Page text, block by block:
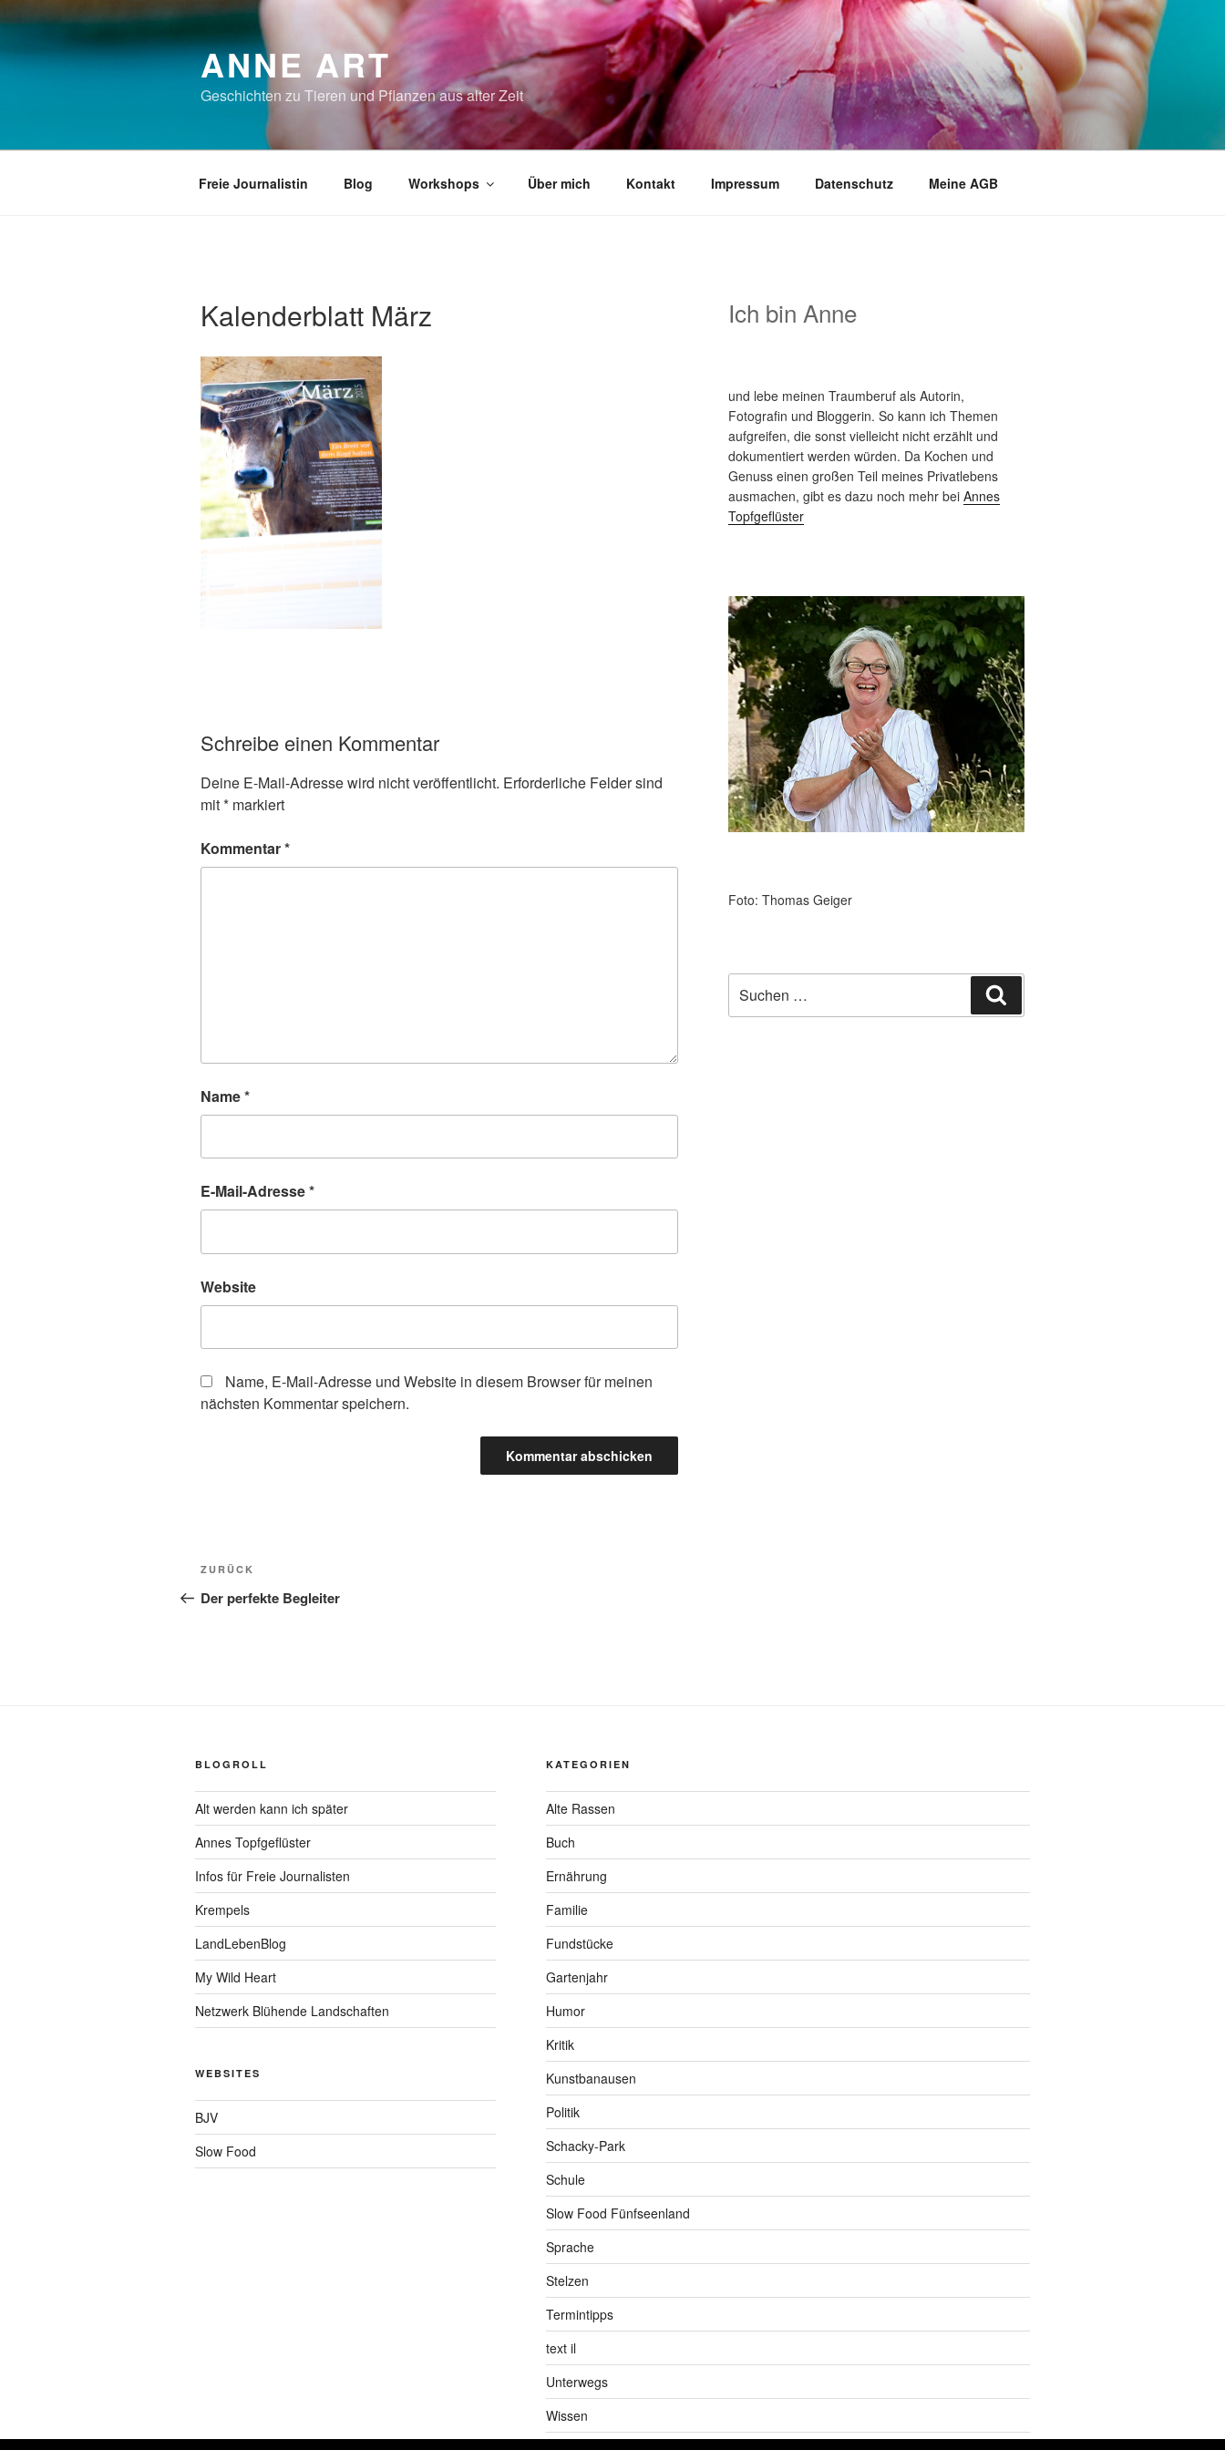
Zum
Inhalt
springen
ANNE ART
Geschichten zu Tieren und Pflanzen aus alter Zeit
Freie Journalistin Blog Workshops Über mich Kontakt Impressum Datenschutz Meine AGB
Kalenderblatt März
Schreibe einen Kommentar
Deine E-Mail-Adresse wird nicht veröffentlicht. Erforderliche Felder sind
mit* markiert
Kommentar*
Name*
E-Mail-Adresse*
Website
Name, E-Mail-Adresse und Website in diesem Browser für meinen
nächsten Kommentar speichern.
Beitragsnavigation
Vorheriger
Beitrag
ZURÜCK
Der perfekte Begleiter
Ich bin Anne
und lebe meinen Traumberuf als Autorin,
Fotografin und Bloggerin. So kann ich Themen
aufgreifen, die sonst vielleicht nicht erzählt und
dokumentiert werden würden. Da Kochen und
Genuss einen großen Teil meines Privatlebens
ausmachen, gibt es dazu noch mehr bei Annes
Topfgeflüster
Foto: Thomas Geiger
nach:
BLOGROLL
Alt werden kann ich später
Annes Topfgeflüster
Infos für Freie Journalisten
Krempels
LandLebenBlog
My Wild Heart
Netzwerk Blühende Landschaften
WEBSITES
BJV
Slow Food
KATEGORIEN
Alte Rassen
Buch
Ernährung
Familie
Fundstücke
Gartenjahr
Humor
Kritik
Kunstbanausen
Politik
Schacky-Park
Schule
Slow Food Fünfseenland
Sprache
Stelzen
Termintipps
text il
Unterwegs
Wissen